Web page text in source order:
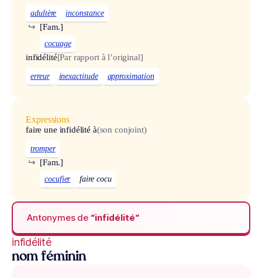
adultère inconstance
[Fam.]
↪
cocuage
infidélité[Par rapport à l’original]
erreur inexactitude approximation
Expressions
faire une infidélité à(son conjoint)
tromper
[Fam.]
↪
cocufier faire cocu
Antonymes de “infidélité“
infidélité
nom féminin